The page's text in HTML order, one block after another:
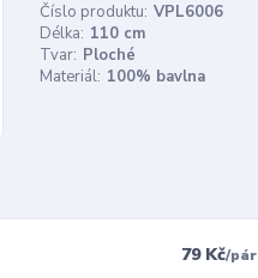
Číslo produktu: VPL6006
Délka: 110 cm
Tvar: Ploché
Materiál: 100% bavlna
79 Kč/pár